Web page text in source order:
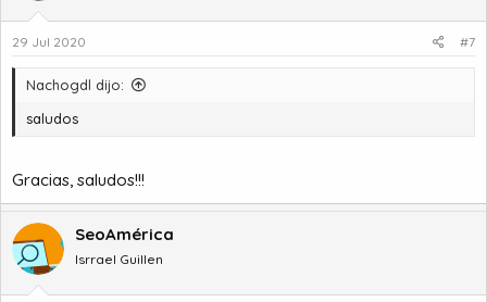
o
n
:
29 Jul 2020 #7
Nachogdl dijo:
saludos
Gracias, saludos!!!
SeoAmérica
Isrrael Guillen